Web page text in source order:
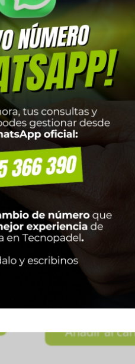
MEDIA TIN CORTO
CHICO X5
Añadir al